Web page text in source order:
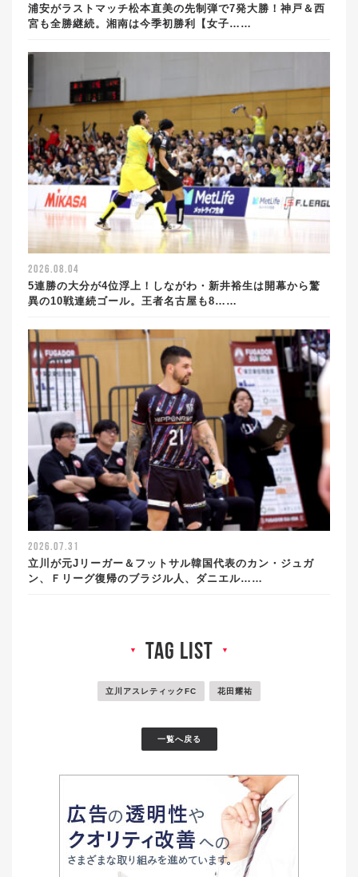
浦安がラストマッチ松本直美の先制弾で7発大勝！神戸＆西
宮も全勝継続。湘南は今季初勝利【女子……
2026.08.04
5連勝の大分が4位浮上！しながわ・新井裕生は開幕から驚
異の10戦連続ゴール。王者名古屋も8……
2026.07.31
立川が元Jリーガー＆フットサル韓国代表のカン・ジュガ
ン、Ｆリーグ復帰のブラジル人、ダニエル……
▼ tag list ▼
立川アスレティックFC 花田耀祐
一覧へ戻る